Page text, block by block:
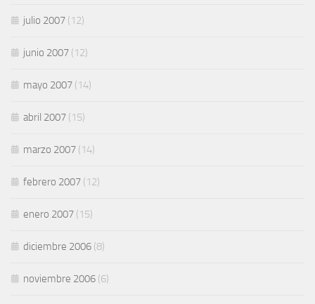
julio 2007 (12)
junio 2007 (12)
mayo 2007 (14)
abril 2007 (15)
marzo 2007 (14)
febrero 2007 (12)
enero 2007 (15)
diciembre 2006 (8)
noviembre 2006 (6)